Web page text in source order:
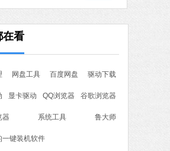
软件大小：19.78 MB
在看
网盘工具 百度网盘 驱动下载
显卡驱动 QQ浏览器 谷歌浏览器
器 系统工具 鲁大师
一键装机软件